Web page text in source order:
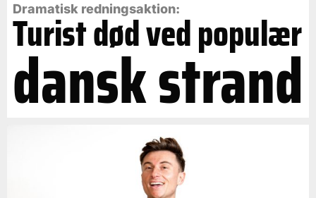
Dramatisk redningsaktion:
Turist død ved populær
dansk strand